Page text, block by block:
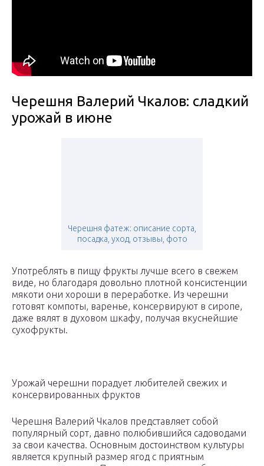
Черешня Валерий Чкалов: сладкий
урожай в июне
Черешня фатеж: описание сорта,
посадка, уход, отзывы, фото
Употреблять в пищу фрукты лучше всего в свежем
виде, но благодаря довольно плотной консистенции
мякоти они хороши в переработке. Из черешни
готовят компоты, варенье, консервируют в сиропе,
даже вялят в духовом шкафу, получая вкуснейшие
сухофрукты.
Урожай черешни порадует любителей свежих и
консервированных фруктов
Черешня Валерий Чкалов представляет собой
популярный сорт, давно полюбившийся садоводами
за свои качества. Основным достоинством культуры
является крупный размер ягод с приятным